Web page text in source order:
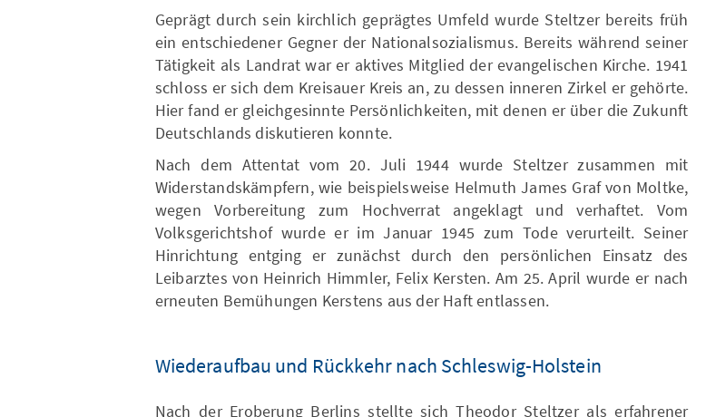
Geprägt durch sein kirchlich geprägtes Umfeld wurde Steltzer bereits früh
ein entschiedener Gegner der Nationalsozialismus. Bereits während seiner
Tätigkeit als Landrat war er aktives Mitglied der evangelischen Kirche. 1941
schloss er sich dem Kreisauer Kreis an, zu dessen inneren Zirkel er gehörte.
Hier fand er gleichgesinnte Persönlichkeiten, mit denen er über die Zukunft
Deutschlands diskutieren konnte.
Nach dem Attentat vom 20. Juli 1944 wurde Steltzer zusammen mit
Widerstandskämpfern, wie beispielsweise Helmuth James Graf von Moltke,
wegen Vorbereitung zum Hochverrat angeklagt und verhaftet. Vom
Volksgerichtshof wurde er im Januar 1945 zum Tode verurteilt. Seiner
Hinrichtung entging er zunächst durch den persönlichen Einsatz des
Leibarztes von Heinrich Himmler, Felix Kersten. Am 25. April wurde er nach
erneuten Bemühungen Kerstens aus der Haft entlassen.
Wiederaufbau und Rückkehr nach Schleswig-Holstein
Nach der Eroberung Berlins stellte sich Theodor Steltzer als erfahrener